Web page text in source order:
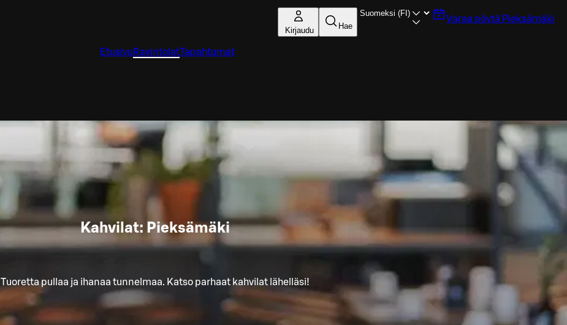
Kirjaudu Hae
Varaa pöytä Pieksämäki
Etusivu RavintolatTapahtumat
Kahvilat: Pieksämäki
Tuoretta pullaa ja ihanaa tunnelmaa. Katso parhaat kahvilat lähelläsi!